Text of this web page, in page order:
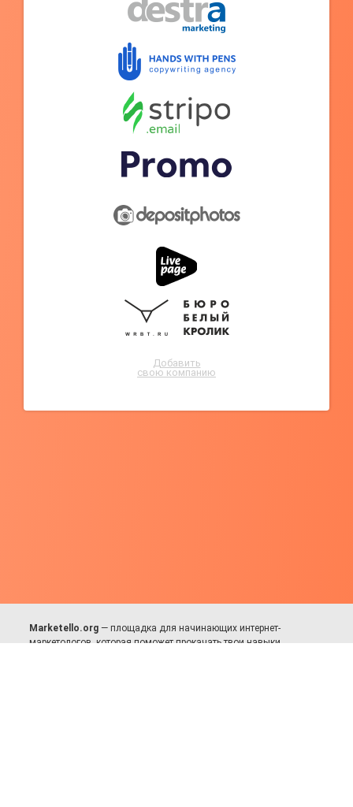
Добавить
свою компанию
Marketello.org — площадка для начинающих интернет-
маркетологов, которая поможет прокачать твои навыки.